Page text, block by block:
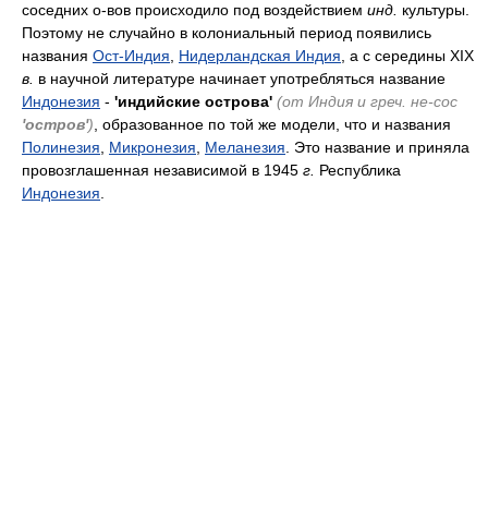
соседних о-вов происходило под воздействием инд. культуры.
Поэтому не случайно в колониальный период появились
названия Ост-Индия Нидерландская Индия , а с середины XIX
в. в научной литературе начинает употребляться название
Индонезия - 'индийские острова' (от Индия и греч. не-сос
'остров') , образованное по той же модели, что и названия
Полинезия
Микронезия Меланезия . Это название и приняла
провозглашенная независимой в 1945 г. Республика
Индонезия